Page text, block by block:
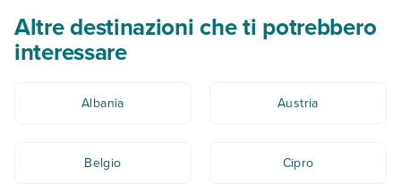
Altre destinazioni che ti potrebbero
interessare
Albania Austria
Belgio Cipro